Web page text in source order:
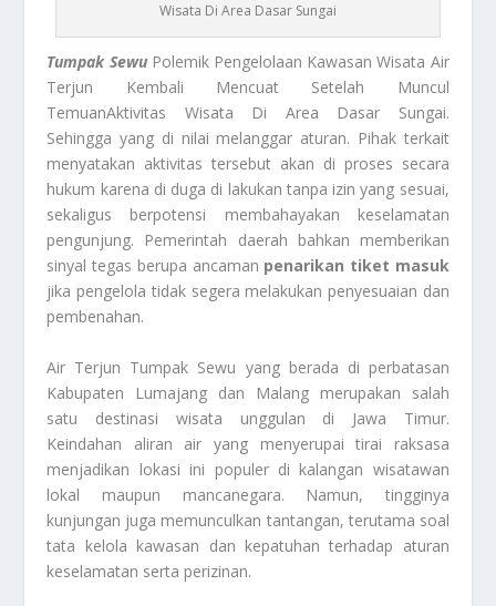
Wisata Di Area Dasar Sungai
Tumpak SewuPolemik Pengelolaan Kawasan Wisata Air
Terjun Kembali Mencuat Setelah Muncul
TemuanAktivitas Wisata Di Area Dasar Sungai.
Sehingga yang di nilai melanggar aturan. Pihak terkait
menyatakan aktivitas tersebut akan di proses secara
hukum karena di duga di lakukan tanpa izin yang sesuai,
sekaligus berpotensi membahayakan keselamatan
pengunjung. Pemerintah daerah bahkan memberikan
sinyal tegas berupa ancaman penarikan tiket masuk
jika pengelola tidak segera melakukan penyesuaian dan
pembenahan.
Air Terjun Tumpak Sewu yang berada di perbatasan
Kabupaten Lumajang dan Malang merupakan salah
satu destinasi wisata unggulan di Jawa Timur.
Keindahan aliran air yang menyerupai tirai raksasa
menjadikan lokasi ini populer di kalangan wisatawan
lokal maupun mancanegara. Namun, tingginya
kunjungan juga memunculkan tantangan, terutama soal
tata kelola kawasan dan kepatuhan terhadap aturan
keselamatan serta perizinan.